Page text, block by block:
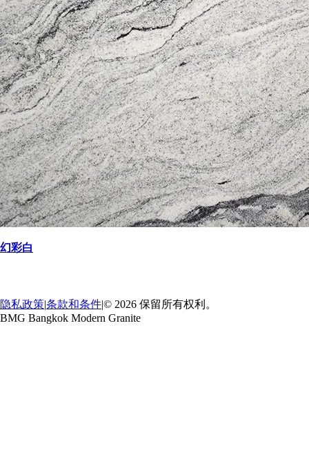
幻彩白
隐私政策|条款和条件|© 2026 保留所有权利。
BMG Bangkok Modern Granite